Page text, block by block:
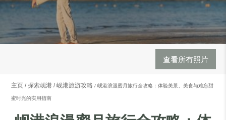
查看所有照片
主页 探索岘港 岘港旅游攻略
岘港浪漫蜜月旅行全攻略：体验美景、美食与难忘甜
蜜时光的实用指南